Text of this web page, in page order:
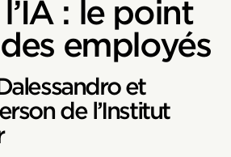
l’IA : le point
employés
et
de l’Institut